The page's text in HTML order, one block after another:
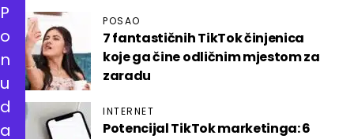
POSAO
7 fantastičnih TikTok činjenica
koje ga čine odličnim mjestom za
zaradu
INTERNET
Potencijal TikTok marketinga: 6
P
o
n
u
d
a